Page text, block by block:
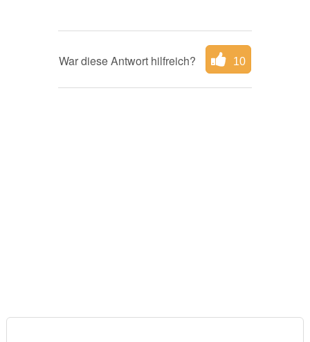
War diese Antwort hilfreich? 10